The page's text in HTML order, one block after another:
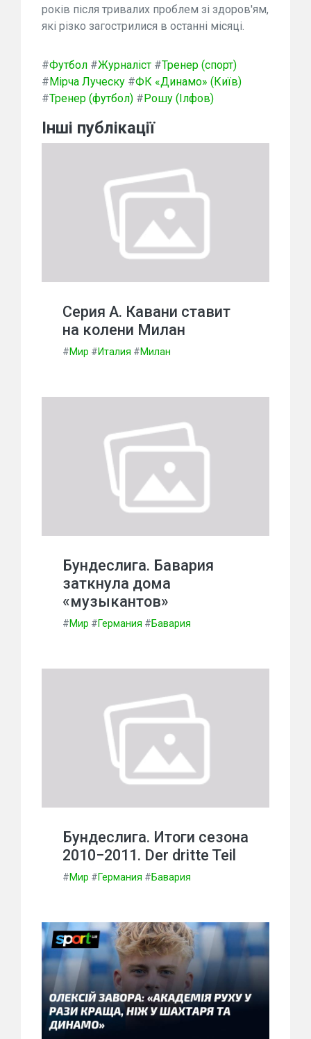
років після тривалих проблем зі здоров'ям,
які різко загострилися в останні місяці.
#Футбол #Журналіст #Тренер (спорт)
#Мірча Луческу #ФК «Динамо» (Київ)
#Тренер (футбол) #Рошу (Ілфов)
Інші публікації
Серия А. Кавани ставит
на колени Милан
#Мир #Италия #Милан
Бундеслига. Бавария
заткнула дома
«музыкантов»
#Мир #Германия #Бавария
Бундеслига. Итоги сезона
2010−2011. Der dritte Teil
#Мир #Германия #Бавария